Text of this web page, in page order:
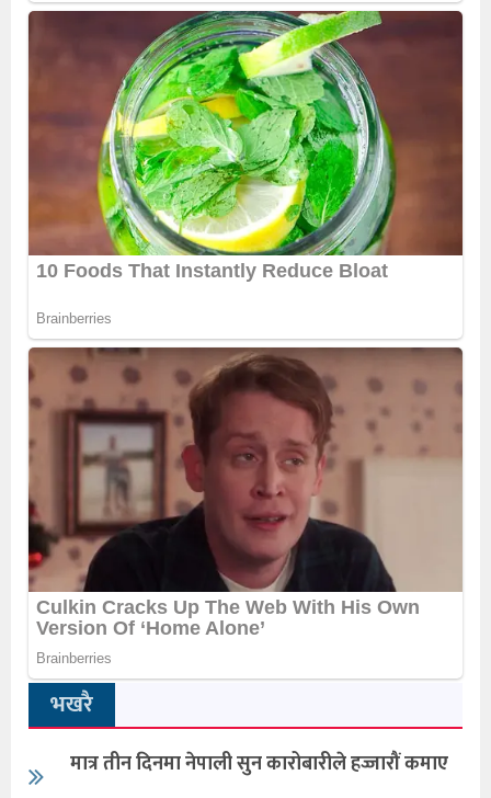
भखरै
मात्र तीन दिनमा नेपाली सुन कारोबारीले हज्जारौं कमाए